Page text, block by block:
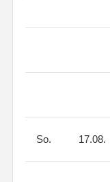
So. 17.08.